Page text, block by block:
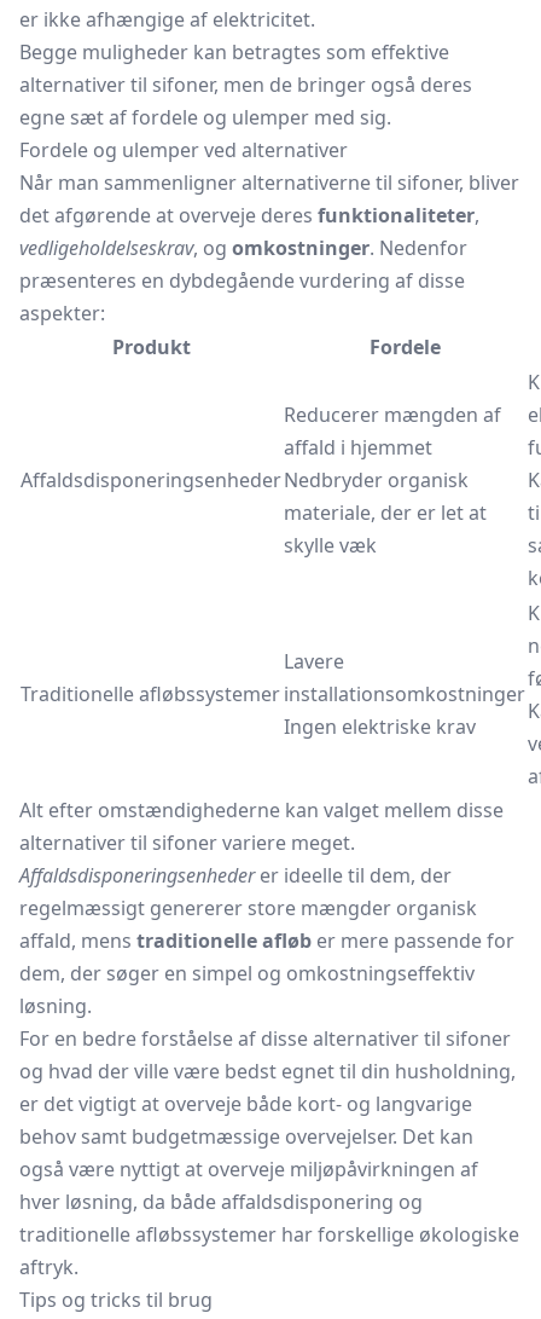
er ikke afhængige af elektricitet.
Begge muligheder kan betragtes som effektive
alternativer til sifoner, men de bringer også deres
egne sæt af fordele og ulemper med sig.
Fordele og ulemper ved alternativer
Når man sammenligner alternativerne til sifoner, bliver
det afgørende at overveje deres funktionaliteter,
vedligeholdelseskrav, og omkostninger. Nedenfor
præsenteres en dybdegående vurdering af disse
aspekter:
Produkt
Fordele
Affaldsdisponeringsenheder
Reducerer mængden af
affald i hjemmet
Nedbryder organisk
materiale, der er let at
skylle væk
Traditionelle afløbssystemer
Lavere
installationsomkostninger
Ingen elektriske krav
Alt efter omstændighederne kan valget mellem disse
alternativer til sifoner variere meget.
Affaldsdisponeringsenhederer ideelle til dem, der
regelmæssigt genererer store mængder organisk
affald, mens traditionelle afløb er mere passende for
dem, der søger en simpel og omkostningseffektiv
løsning.
For en bedre forståelse af disse alternativer til sifoner
og hvad der ville være bedst egnet til din husholdning,
er det vigtigt at overveje både kort- og langvarige
behov samt budgetmæssige overvejelser. Det kan
også være nyttigt at overveje miljøpåvirkningen af
hver løsning, da både affaldsdisponering og
traditionelle afløbssystemer har forskellige økologiske
aftryk.
Tips og tricks til brug